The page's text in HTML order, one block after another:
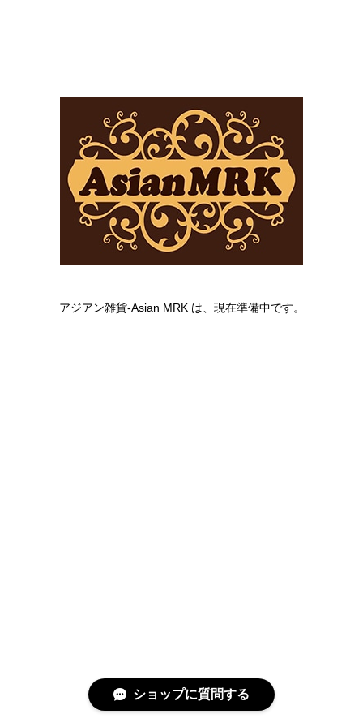
アジアン雑貨-Asian MRK は、現在準備中です。
ショップに質問する